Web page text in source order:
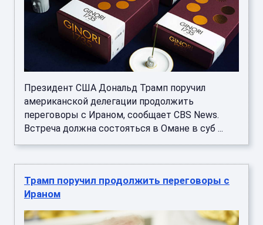
Президент США Дональд Трамп поручил
американской делегации продолжить
переговоры с Ираном, сообщает CBS News.
Встреча должна состояться в Омане в суб ...
Трамп поручил продолжить переговоры с
Ираном